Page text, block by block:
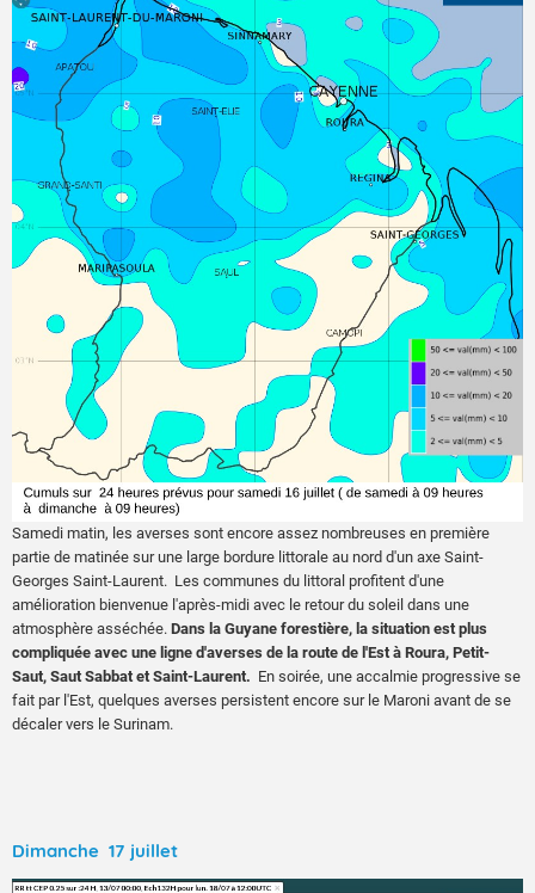
Samedi matin, les averses sont encore assez nombreuses en première
partie de matinée sur une large bordure littorale au nord d'un axe Saint-
Georges Saint-Laurent. Les communes du littoral profitent d'une
amélioration bienvenue l'après-midi avec le retour du soleil dans une
atmosphère asséchée. Dans la Guyane forestière, la situation est plus
compliquée avec une ligne d'averses de la route de l'Est à Roura, Petit-
Saut, Saut Sabbat et Saint-Laurent. En soirée, une accalmie progressive se
fait par l'Est, quelques averses persistent encore sur le Maroni avant de se
décaler vers le Surinam.
Dimanche 17 juillet